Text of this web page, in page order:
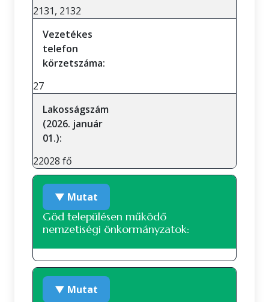
2131, 2132
Vezetékes
telefon
körzetszáma:
27
Lakosságszám
(2026. január
01.):
22028 fő
▼ Mutat
Göd településen működő
nemzetiségi önkormányzatok:
Roma nemzetiségi önkormányzat
▼ Mutat